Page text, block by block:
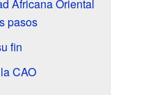
Africana Oriental
pasos
fin
CAO